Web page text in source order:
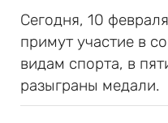
Сегодня, 10
примут участие в
видам спорта, в
разыграны медали.